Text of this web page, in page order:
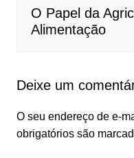
O Papel da
Alimentação
Deixe um
O seu endereço de e-
obrigatórios são